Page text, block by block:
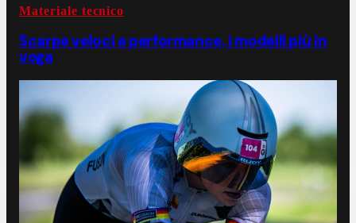
Materiale tecnico
Scarpe veloci e performance, i modelli più in
voga